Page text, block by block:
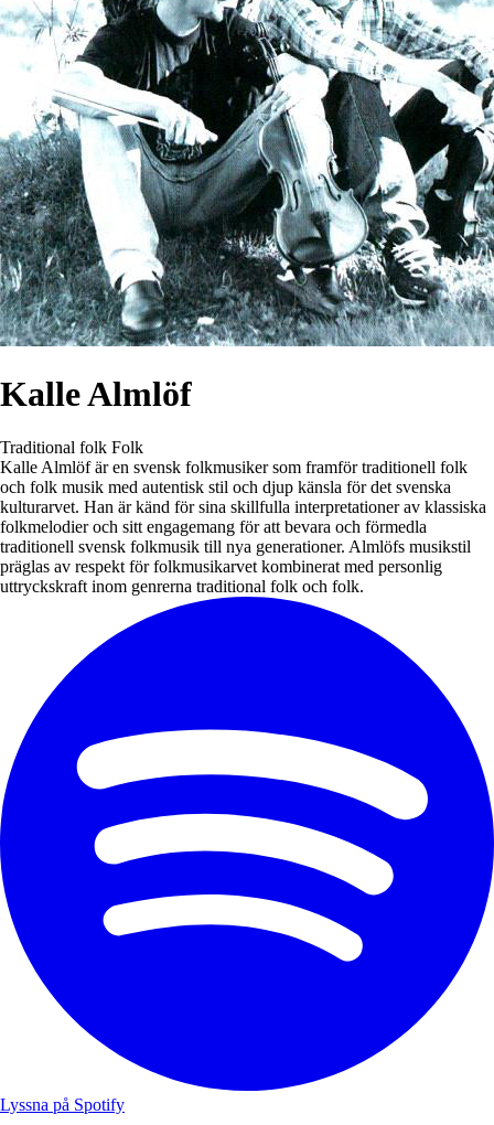
Kalle Almlöf
Traditional folk Folk
Kalle Almlöf är en svensk folkmusiker som framför traditionell folk
och folk musik med autentisk stil och djup känsla för det svenska
kulturarvet. Han är känd för sina skillfulla interpretationer av klassiska
folkmelodier och sitt engagemang för att bevara och förmedla
traditionell svensk folkmusik till nya generationer. Almlöfs musikstil
präglas av respekt för folkmusikarvet kombinerat med personlig
uttryckskraft inom genrerna traditional folk och folk.
Lyssna på Spotify